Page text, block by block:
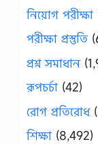
নিয়োগ পরীক্ষা
পরীক্ষা প্রস্তুতি
প্রশ্ন সমাধান
রূপচর্চা (42)
রোগ প্রতিরোধ
শিক্ষা (8,492)